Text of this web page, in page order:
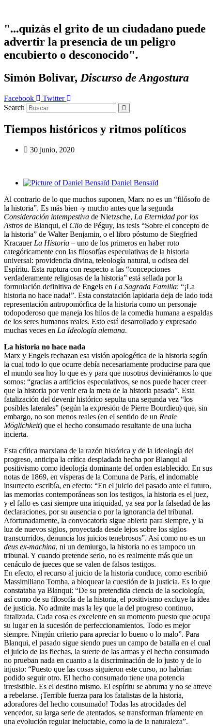
contenido
"...quizás el grito de un ciudadano puede
advertir la presencia de un peligro
encubierto o desconocido".
Simón Bolívar, Discurso de Angostura
Facebook
Twitter
Search
Tiempos históricos y ritmos políticos
30 junio, 2020
Daniel Bensaïd
Al contrario de lo que muchos suponen, Marx no es un “filósofo de
la historia”. Es más bien -y mucho antes que la segunda
Consideración intempestiva de Nietzsche, La Eternidad por los
Astros de Blanqui, el Clio de Péguy, las tesis “Sobre el concepto de
la historia” de Walter Benjamin, o el libro póstumo de Siegfried
Kracauer La Historia – uno de los primeros en haber roto
categóricamente con las filosofías especulativas de la historia
universal: providencia divina, teleología natural, u odisea del
Espíritu. Esta ruptura con respecto a las “concepciones
verdaderamente religiosas de la historia” está sellada por la
formulación definitiva de Engels en La Sagrada Familia: “¡La
historia no hace nada!”. Esta constatación lapidaria deja de lado toda
representación antropomórfica de la historia como un personaje
todopoderoso que maneja los hilos de la comedia humana a espaldas
de los seres humanos reales. Esto está desarrollado y expresado
muchas veces en La Ideología alemana.
La historia no hace nada
Marx y Engels rechazan esa visión apologética de la historia según
la cual todo lo que ocurre debía necesariamente producirse para que
el mundo sea hoy lo que es y para que nosotros deviniéramos lo que
somos: “gracias a artificios especulativos, se nos puede hacer creer
que la historia por venir era la meta de la historia pasada”. Esta
fatalización del devenir histórico sepulta una segunda vez “los
posibles laterales” (según la expresión de Pierre Bourdieu) que, sin
embargo, no son menos reales (en el sentido de un Reale
Möglichkeit) que el hecho consumado resultante de una lucha
incierta.
Esta crítica marxiana de la razón histórica y de la ideología del
progreso, anticipa la crítica despiadada hecha por Blanqui al
positivismo como ideología dominante del orden establecido. En sus
notas de 1869, en vísperas de la Comuna de París, el indomable
insurrecto escribía, en efecto: “En el juicio del pasado ante el futuro,
las memorias contemporáneas son los testigos, la historia es el juez,
y el fallo es casi siempre una iniquidad, ya sea por la falsedad de las
declaraciones, por su ausencia o por la ignorancia del tribunal.
Afortunadamente, la convocatoria sigue abierta para siempre, y la
luz de nuevos siglos, proyectada desde lejos sobre los siglos
transcurridos, denuncia los juicios tenebrosos”. Así como no es un
deus ex-machina, ni un demiurgo, la historia no es tampoco un
tribunal. Y cuando pretende serlo, no es realmente más que un
cenáculo de jueces que se valen de falsos testigos.
En efecto, el recurso al juicio de la historia conduce, como escribió
Massimiliano Tomba, a bloquear la cuestión de la justicia. Es lo que
constataba ya Blanqui: “De su pretendida ciencia de la sociología,
así como de su filosofía de la historia, el positivismo excluye la idea
de justicia. No admite mas la ley que la del progreso continuo,
fatalizada. Cada cosa es excelente en su momento puesto que ocupa
su lugar en la sucesión de perfeccionamientos. Todo es mejor
siempre. Ningún criterio para apreciar lo bueno o lo malo”. Para
Blanqui, el pasado sigue siendo pues un campo de batalla en el cual
el juicio de las flechas, la suerte de las armas y el hecho consumado
no prueban nada en cuanto a la discriminación de lo justo y de lo
injusto: “Puesto que las cosas siguieron este curso, no habrían
podido seguir otro. El hecho consumado tiene una potencia
irresistible. Es el destino mismo. El espíritu se abruma y no se atreve
a rebelarse. ¡Terrible fuerza para los fatalistas de la historia,
adoradores del hecho consumado! Todas las atrocidades del
vencedor, su larga serie de atentados, se transforman fríamente en
una evolución regular ineluctable, como la de la naturaleza”.